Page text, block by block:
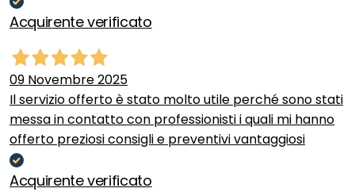
Acquirente verificato
09 Novembre 2025
Il servizio offerto è stato molto utile perché sono stati
messa in contatto con professionisti i quali mi hanno
offerto preziosi consigli e preventivi vantaggiosi
Acquirente verificato